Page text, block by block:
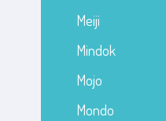
Meiji
Mindok
Mojo
Mondo